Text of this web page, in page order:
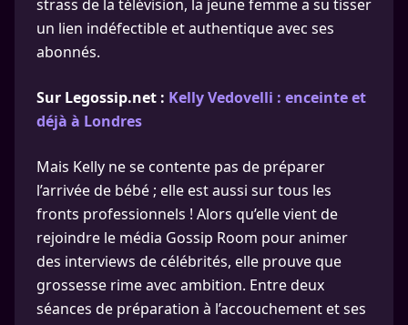
strass de la télévision, la jeune femme a su tisser
un lien indéfectible et authentique avec ses
abonnés.
Sur Legossip.net : Kelly Vedovelli : enceinte et
déjà à Londres
Mais Kelly ne se contente pas de préparer
l’arrivée de bébé ; elle est aussi sur tous les
fronts professionnels ! Alors qu’elle vient de
rejoindre le média Gossip Room pour animer
des interviews de célébrités, elle prouve que
grossesse rime avec ambition. Entre deux
séances de préparation à l’accouchement et ses